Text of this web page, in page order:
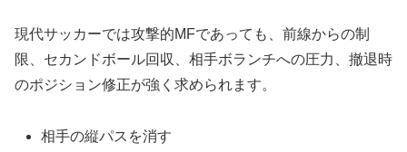
現代サッカーでは攻撃的MFであっても、前線からの制
限、セカンドボール回収、相手ボランチへの圧力、撤退時
のポジション修正が強く求められます。
相手の縦パスを消す